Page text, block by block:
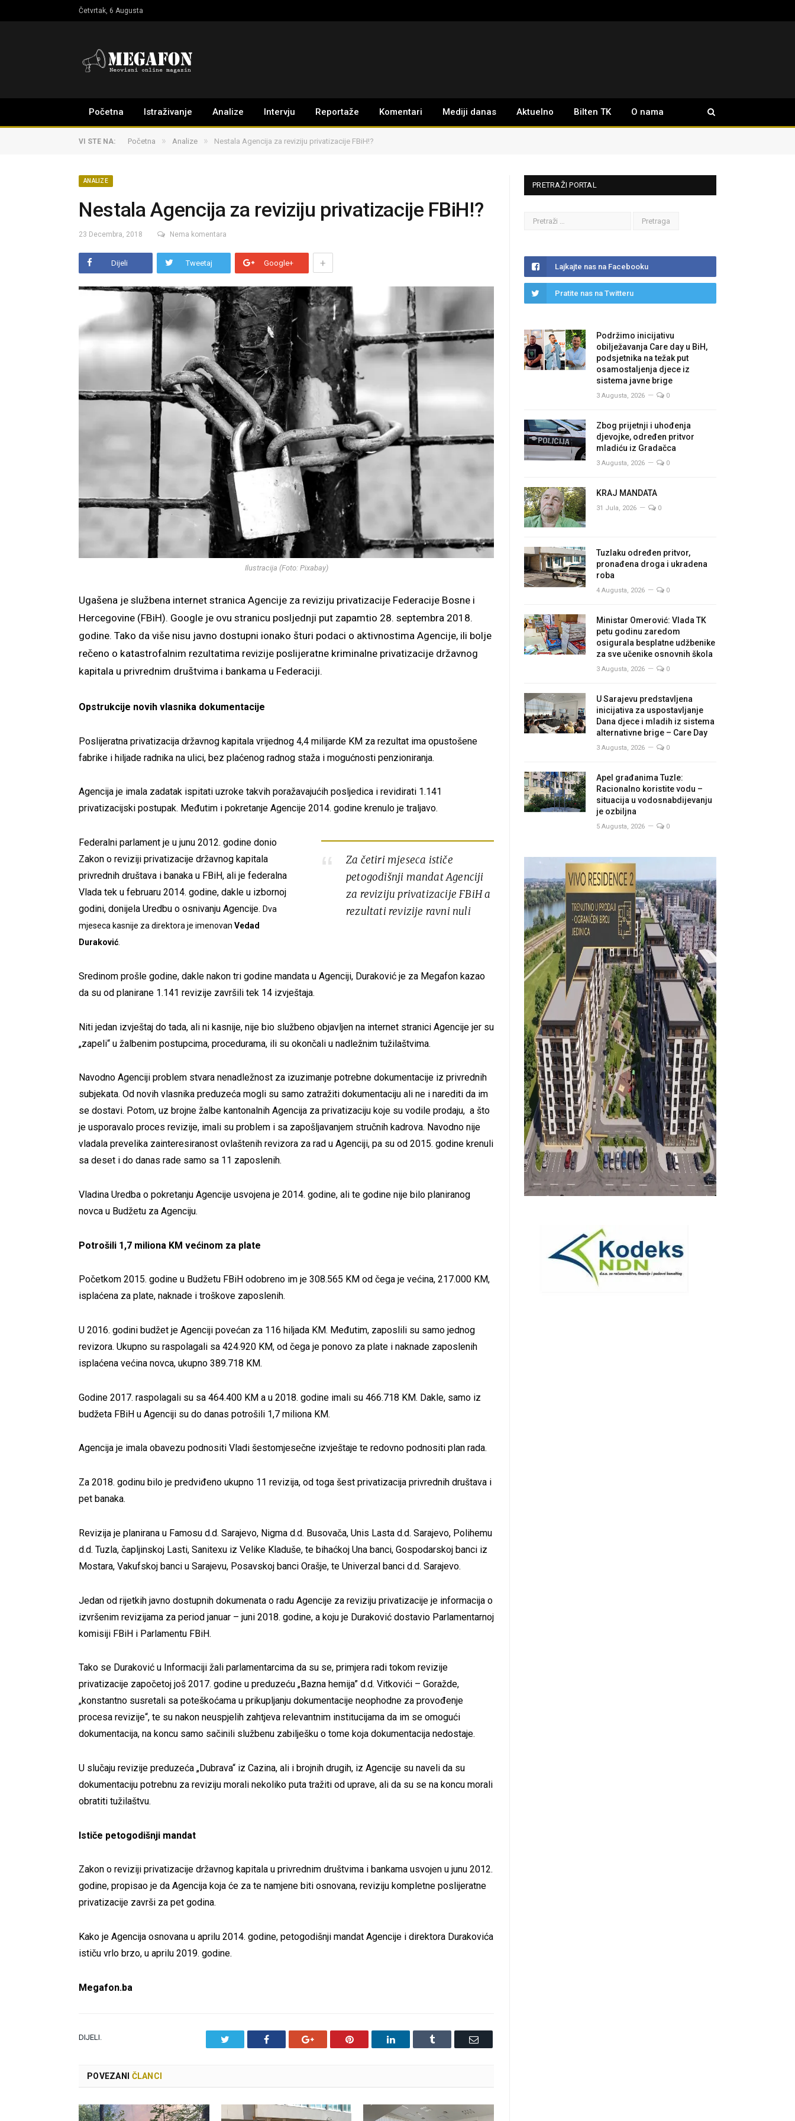
Četvrtak, 6 Augusta
Početna Istraživanje Analize Intervju Reportaže Komentari Mediji danas Aktuelno Bilten TK O nama
VI STE NA: Početna » Analize » Nestala Agencija za reviziju privatizacije FBiH!?
ANALIZE
Nestala Agencija za reviziju privatizacije FBiH!?
23 Decembra, 2018 Nema komentara
Dijeli Tweetaj Google+ +
Ilustracija (Foto: Pixabay)
Ugašena je službena internet stranica Agencije za reviziju privatizacije Federacije Bosne i
Hercegovine (FBiH). Google je ovu stranicu posljednji put zapamtio 28. septembra 2018.
godine. Tako da više nisu javno dostupni ionako šturi podaci o aktivnostima Agencije, ili bolje
rečeno o katastrofalnim rezultatima revizije poslijeratne kriminalne privatizacije državnog
kapitala u privrednim društvima i bankama u Federaciji.
Opstrukcije novih vlasnika dokumentacije
Poslijeratna privatizacija državnog kapitala vrijednog 4,4 milijarde KM za rezultat ima opustošene
fabrike i hiljade radnika na ulici, bez plaćenog radnog staža i mogućnosti penzioniranja.
Agencija je imala zadatak ispitati uzroke takvih poražavajućih posljedica i revidirati 1.141
privatizacijski postupak. Međutim i pokretanje Agencije 2014. godine krenulo je traljavo.
Za četiri mjeseca ističe
petogodišnji mandat Agenciji
za reviziju privatizacije FBiH a
rezultati revizije ravni nuli
Federalni parlament je u junu 2012. godine donio
Zakon o reviziji privatizacije državnog kapitala
privrednih društava i banaka u FBiH, ali je federalna
Vlada tek u februaru 2014. godine, dakle u izbornoj
godini, donijela Uredbu o osnivanju Agencije. Dva
mjeseca kasnije za direktora je imenovan Vedad
Duraković
Sredinom prošle godine, dakle nakon tri godine mandata u Agenciji, Duraković je za Megafon kazao
da su od planirane 1.141 revizije završili tek 14 izvještaja.
Niti jedan izvještaj do tada, ali ni kasnije, nije bio službeno objavljen na internet stranici Agencije jer su
„zapeli“ u žalbenim postupcima, procedurama, ili su okončali u nadležnim tužilaštvima.
Navodno Agenciji problem stvara nenadležnost za izuzimanje potrebne dokumentacije iz privrednih
subjekata. Od novih vlasnika preduzeća mogli su samo zatražiti dokumentaciju ali ne i narediti da im
se dostavi. Potom, uz brojne žalbe kantonalnih Agencija za privatizaciju koje su vodile prodaju, a što
je usporavalo proces revizije, imali su problem i sa zapošljavanjem stručnih kadrova. Navodno nije
vladala prevelika zainteresiranost ovlaštenih revizora za rad u Agenciji, pa su od 2015. godine krenuli
sa deset i do danas rade samo sa 11 zaposlenih.
Vladina Uredba o pokretanju Agencije usvojena je 2014. godine, ali te godine nije bilo planiranog
novca u Budžetu za Agenciju.
Potrošili 1,7 miliona KM većinom za plate
Početkom 2015. godine u Budžetu FBiH odobreno im je 308.565 KM od čega je većina, 217.000 KM,
isplaćena za plate, naknade i troškove zaposlenih.
U 2016. godini budžet je Agenciji povećan za 116 hiljada KM. Međutim, zaposlili su samo jednog
revizora. Ukupno su raspolagali sa 424.920 KM, od čega je ponovo za plate i naknade zaposlenih
isplaćena većina novca, ukupno 389.718 KM.
Godine 2017. raspolagali su sa 464.400 KM a u 2018. godine imali su 466.718 KM. Dakle, samo iz
budžeta FBiH u Agenciji su do danas potrošili 1,7 miliona KM.
Agencija je imala obavezu podnositi Vladi šestomjesečne izvještaje te redovno podnositi plan rada.
Za 2018. godinu bilo je predviđeno ukupno 11 revizija, od toga šest privatizacija privrednih društava i
pet banaka.
Revizija je planirana u Famosu d.d. Sarajevo, Nigma d.d. Busovača, Unis Lasta d.d. Sarajevo, Polihemu
d.d. Tuzla, čapljinskoj Lasti, Sanitexu iz Velike Kladuše, te bihaćkoj Una banci, Gospodarskoj banci iz
Mostara, Vakufskoj banci u Sarajevu, Posavskoj banci Orašje, te Univerzal banci d.d. Sarajevo.
Jedan od rijetkih javno dostupnih dokumenata o radu Agencije za reviziju privatizacije je informacija o
izvršenim revizijama za period januar – juni 2018. godine, a koju je Duraković dostavio Parlamentarnoj
komisiji FBiH i Parlamentu FBiH.
Tako se Duraković u Informaciji žali parlamentarcima da su se, primjera radi tokom revizije
privatizacije započetoj još 2017. godine u preduzeću „Bazna hemija” d.d. Vitkovići – Goražde,
„konstantno susretali sa poteškoćama u prikupljanju dokumentacije neophodne za provođenje
procesa revizije“, te su nakon neuspjelih zahtjeva relevantnim institucijama da im se omogući
dokumentacija, na koncu samo sačinili službenu zabilješku o tome koja dokumentacija nedostaje.
U slučaju revizije preduzeća „Dubrava“ iz Cazina, ali i brojnih drugih, iz Agencije su naveli da su
dokumentaciju potrebnu za reviziju morali nekoliko puta tražiti od uprave, ali da su se na koncu morali
obratiti tužilaštvu.
Ističe petogodišnji mandat
Zakon o reviziji privatizacije državnog kapitala u privrednim društvima i bankama usvojen u junu 2012.
godine, propisao je da Agencija koja će za te namjene biti osnovana, reviziju kompletne poslijeratne
privatizacije završi za pet godina.
Kako je Agencija osnovana u aprilu 2014. godine, petogodišnji mandat Agencije i direktora Durakovića
ističu vrlo brzo, u aprilu 2019. godine.
Megafon.ba
DIJELI. Facebook Google+ Pinterest LinkedIn Tumblr Email
POVEZANI ČLANCI
PRETRAŽI PORTAL
Lajkajte nas na Facebooku
Pratite nas na Twitteru
Podržimo inicijativu
obilježavanja Care day u BiH,
podsjetnika na težak put
osamostaljenja djece iz
sistema javne brige
3 Augusta, 2026 0
Zbog prijetnji i uhođenja
djevojke, određen pritvor
mladiću iz Gradačca
3 Augusta, 2026 0
KRAJ MANDATA
31 Jula, 2026 0
Tuzlaku određen pritvor,
pronađena droga i ukradena
roba
4 Augusta, 2026 0
Ministar Omerović: Vlada TK
petu godinu zaredom
osigurala besplatne udžbenike
za sve učenike osnovnih škola
3 Augusta, 2026 0
U Sarajevu predstavljena
inicijativa za uspostavljanje
Dana djece i mladih iz sistema
alternativne brige – Care Day
3 Augusta, 2026 0
Apel građanima Tuzle:
Racionalno koristite vodu –
situacija u vodosnabdijevanju
je ozbiljna
5 Augusta, 2026 0